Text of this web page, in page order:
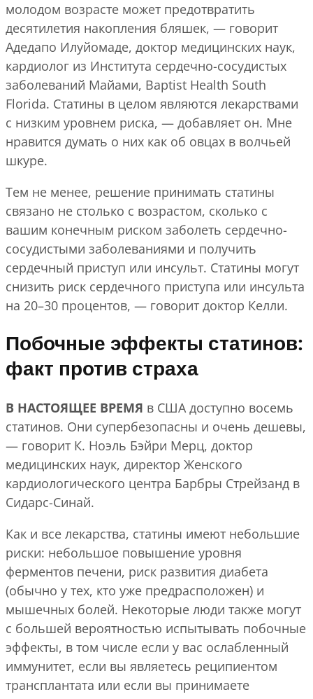
молодом возрасте может предотвратить
десятилетия накопления бляшек, — говорит
Адедапо Илуйомаде, доктор медицинских наук,
кардиолог из Института сердечно-сосудистых
заболеваний Майами, Baptist Health South
Florida. Статины в целом являются лекарствами
с низким уровнем риска, — добавляет он. Мне
нравится думать о них как об овцах в волчьей
шкуре.
Тем не менее, решение принимать статины
связано не столько с возрастом, сколько с
вашим конечным риском заболеть сердечно-
сосудистыми заболеваниями и получить
сердечный приступ или инсульт. Статины могут
снизить риск сердечного приступа или инсульта
на 20–30 процентов, — говорит доктор Келли.
Побочные эффекты статинов:
факт против страха
В НАСТОЯЩЕЕ ВРЕМЯ в США доступно восемь
статинов. Они супербезопасны и очень дешевы,
— говорит К. Ноэль Бэйри Мерц, доктор
медицинских наук, директор Женского
кардиологического центра Барбры Стрейзанд в
Сидарс-Синай.
Как и все лекарства, статины имеют небольшие
риски: небольшое повышение уровня
ферментов печени, риск развития диабета
(обычно у тех, кто уже предрасположен) и
мышечных болей. Некоторые люди также могут
с большей вероятностью испытывать побочные
эффекты, в том числе если у вас ослабленный
иммунитет, если вы являетесь реципиентом
трансплантата или если вы принимаете